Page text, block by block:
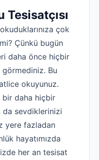
çok
Çünkü bugün
daha önce hiçbir
görmediniz. Bu
okuyunuz.
daha hiçbir
da sevdiklerinizi
yere fazladan
hayatımızda
her an tesisat